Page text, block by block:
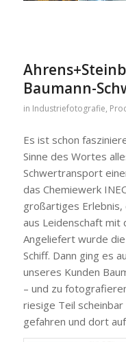
Baumann-
in Industriefotografie,
Es ist schon
Sinne des Wortes
Schwertransport
das Chemiewerk
großartiges
aus Leidenschaft mit
Angeliefert wurde
Schiff. Dann ging es
unseres Kunden
– und zu
riesige Teil
gefahren und dort